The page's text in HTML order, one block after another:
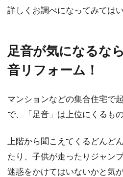
これから2LDK
に！人気の
にしたいですよ
詳しくお調べになってみては
足音が気になるな
音リフォーム！
マンションなどの集合住宅で
で、「足音」は上位にくるもの
上階から聞こえてくるどんど
たり、子供が走ったりジャン
迷惑をかけてはいないかと気